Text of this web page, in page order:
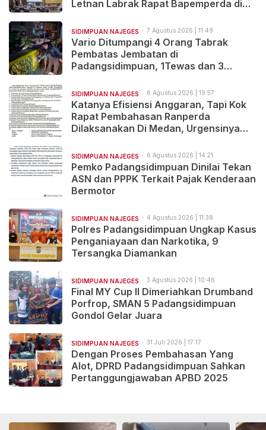
Letnan Labrak Rapat Bapemperda di
SIDIMPUAN NAJEGES 7 Agustus 2026 | 11:49
Vario Ditumpangi 4 Orang Tabrak
Pembatas Jembatan di
Padangsidimpuan, 1Tewas dan 3
SIDIMPUAN NAJEGES 6 Agustus 2026 | 19:57
Katanya Efisiensi Anggaran, Tapi Kok
Rapat Pembahasan Ranperda
Dilaksanakan Di Medan, Urgensinya
SIDIMPUAN NAJEGES 6 Agustus 2026 | 14:21
Pemko Padangsidimpuan Dinilai Tekan
ASN dan PPPK Terkait Pajak Kenderaan
Bermotor
SIDIMPUAN NAJEGES 4 Agustus 2026 | 11:38
Polres Padangsidimpuan Ungkap Kasus
Penganiayaan dan Narkotika, 9
Tersangka Diamankan
SIDIMPUAN NAJEGES 3 Agustus 2026 | 10:46
Final MY Cup II Dimeriahkan Drumband
Porfrop, SMAN 5 Padangsidimpuan
Gondol Gelar Juara
SIDIMPUAN NAJEGES 31 Juli 2026 | 17:17
Dengan Proses Pembahasan Yang
Alot, DPRD Padangsidimpuan Sahkan
Pertanggungjawaban APBD 2025